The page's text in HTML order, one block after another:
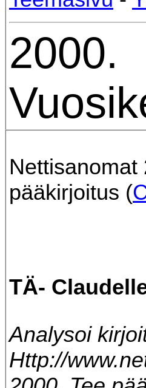
2000.
pääkirjoitus (
TÄ-
Analysoi
Http://